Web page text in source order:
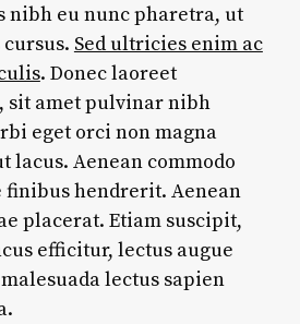
nibh eu nunc pharetra, ut
Sed ultricies enim ac
. Donec laoreet
sit amet pulvinar nibh
eget orci non magna
lacus. Aenean commodo
finibus hendrerit. Aenean
placerat. Etiam suscipit,
efficitur, lectus augue
lectus sapien